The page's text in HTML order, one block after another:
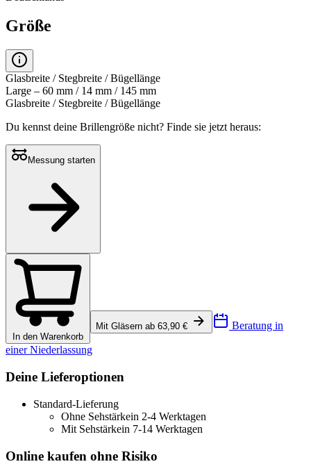
Größe
Glasbreite / Stegbreite / Bügellänge
Large – 60 mm / 14 mm / 145 mm
Glasbreite / Stegbreite / Bügellänge
Du kennst deine Brillengröße nicht? Finde sie jetzt heraus:
Messung starten
In den Warenkorb
Mit Gläsern ab 63,90 € Beratung in
einer Niederlassung
Deine Lieferoptionen
Standard-Lieferung
Ohne Sehstärkein 2-4 Werktagen
Mit Sehstärkein 7-14 Werktagen
Online kaufen ohne Risiko